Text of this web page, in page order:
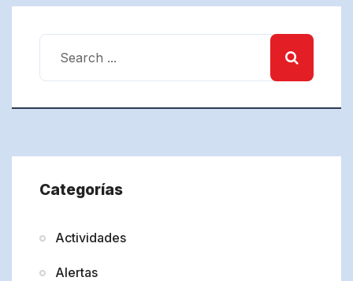
Categorías
Actividades
Alertas